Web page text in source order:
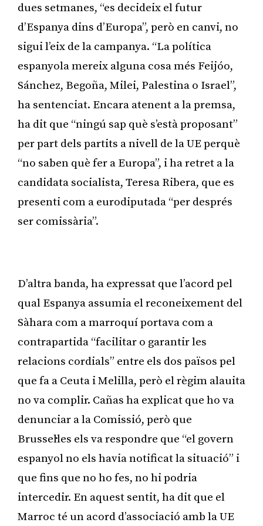
dues setmanes, “es decideix el futur
d’Espanya dins d’Europa”, però en canvi, no
sigui l’eix de la campanya. “La política
espanyola mereix alguna cosa més Feijóo,
Sánchez, Begoña, Milei, Palestina o Israel”,
ha sentenciat. Encara atenent a la premsa,
ha dit que “ningú sap què s’està proposant”
per part dels partits a nivell de la UE perquè
“no saben què fer a Europa”, i ha retret a la
candidata socialista, Teresa Ribera, que es
presenti com a eurodiputada “per després
ser comissària”.
D’altra banda, ha expressat que l’acord pel
qual Espanya assumia el reconeixement del
Sàhara com a marroquí portava com a
contrapartida “facilitar o garantir les
relacions cordials” entre els dos països pel
que fa a Ceuta i Melilla, però el règim alauita
no va complir. Cañas ha explicat que ho va
denunciar a la Comissió, però que
Brussel·les els va respondre que “el govern
espanyol no els havia notificat la situació” i
que fins que no ho fes, no hi podria
intercedir. En aquest sentit, ha dit que el
Marroc té un acord d’associació amb la UE